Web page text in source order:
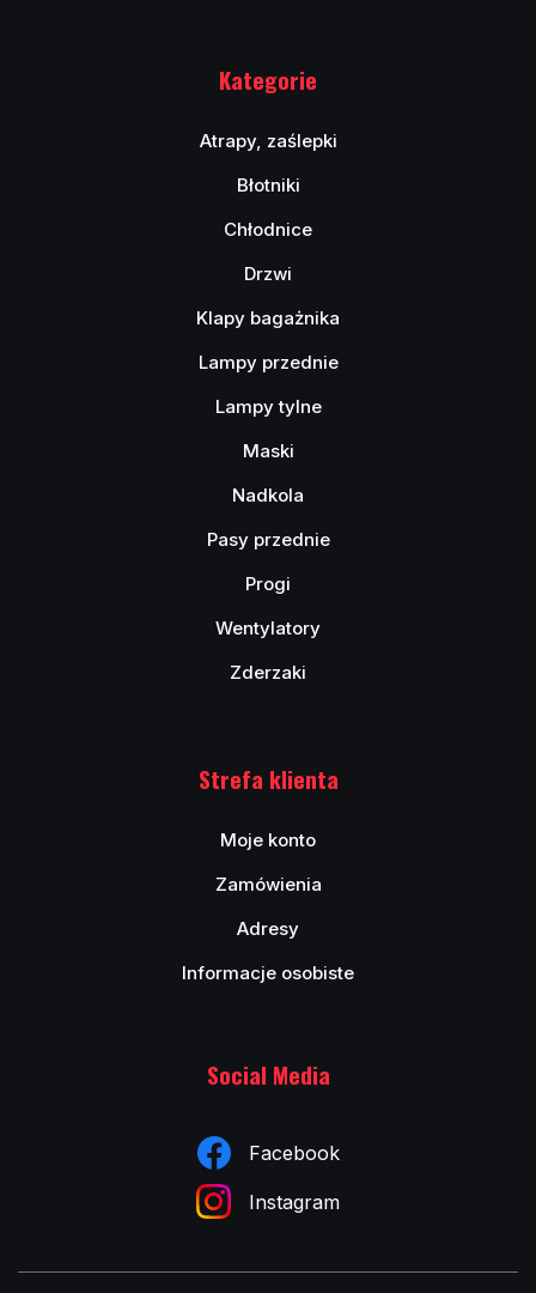
Kategorie
Atrapy, zaślepki
Błotniki
Chłodnice
Drzwi
Klapy bagażnika
Lampy przednie
Lampy tylne
Maski
Nadkola
Pasy przednie
Progi
Wentylatory
Zderzaki
Strefa klienta
Moje konto
Zamówienia
Adresy
Informacje osobiste
Social Media
Facebook
Instagram